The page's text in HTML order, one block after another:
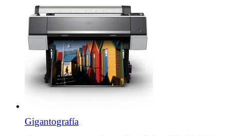
Gigantografía